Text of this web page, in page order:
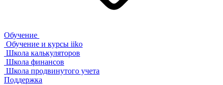
Обучение
Обучение и курсы iiko
Школа калькуляторов
Школа финансов
Школа продвинутого учета
Поддержка